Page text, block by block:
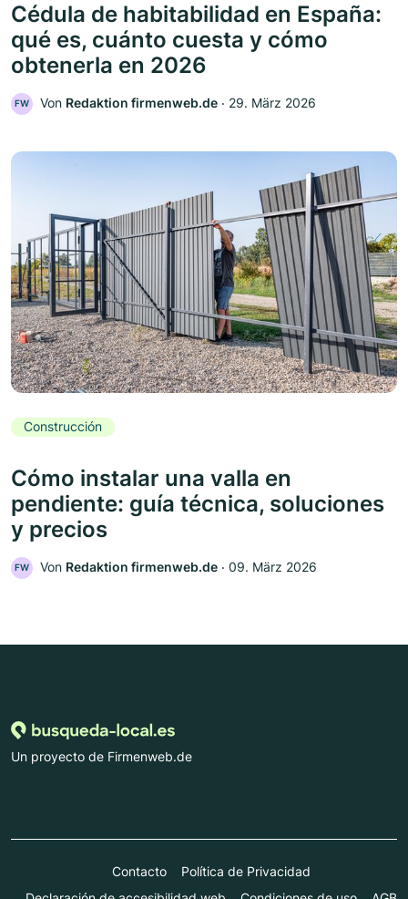
Cédula de habitabilidad en España:
qué es, cuánto cuesta y cómo
obtenerla en 2026
FW Von Redaktion firmenweb.de ‧ 29. März 2026
Construcción
Cómo instalar una valla en
pendiente: guía técnica, soluciones
y precios
FW Von Redaktion firmenweb.de ‧ 09. März 2026
Un proyecto de Firmenweb.de
Contacto
Política de Privacidad